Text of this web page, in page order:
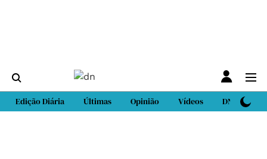
Edição Diária Últimas Opinião Vídeos DN Sport